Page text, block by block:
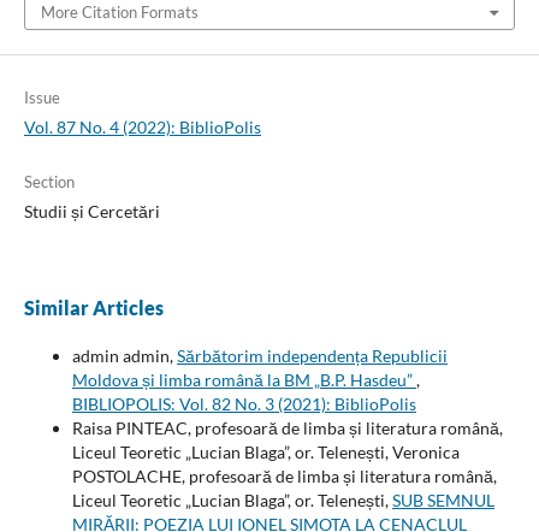
More Citation Formats
Issue
Vol. 87 No. 4 (2022): BiblioPolis
Section
Studii și Cercetări
Similar Articles
admin admin,Sărbătorim independența Republicii
Moldova și limba română la BM „B.P. Hasdeu”,
BIBLIOPOLIS: Vol. 82 No. 3 (2021): BiblioPolis
Raisa PINTEAC, profesoară de limba și literatura română,
Liceul Teoretic „Lucian Blaga”, or. Telenești, Veronica
POSTOLACHE, profesoară de limba și literatura română,
Liceul Teoretic „Lucian Blaga”, or. Telenești,SUB SEMNUL
MIRĂRII: POEZIA LUI IONEL SIMOTA LA CENACLUL